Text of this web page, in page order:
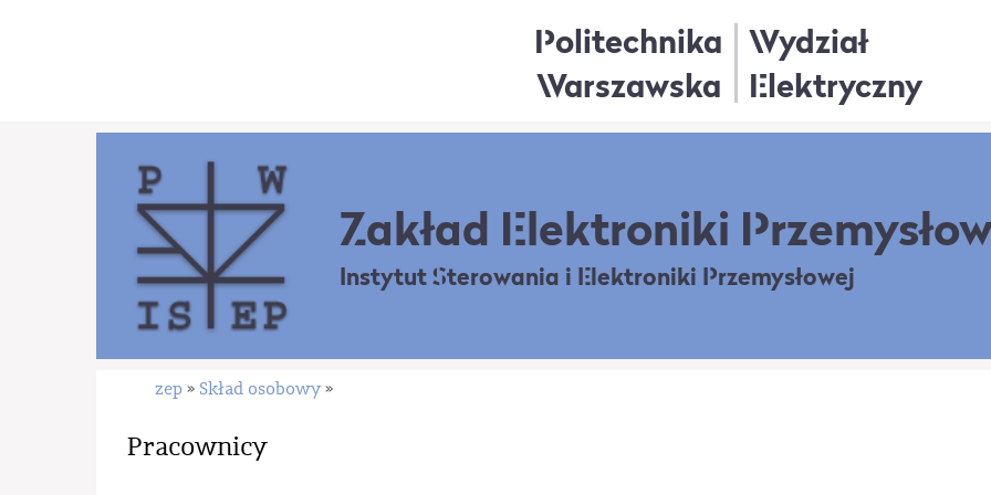
Politechnika
Warszawska
Wydział
Elektryczny
Zakład Elektroniki
Instytut Sterowania i Elektroniki Przemysłowej
zep » Skład osobowy »
Pracownicy